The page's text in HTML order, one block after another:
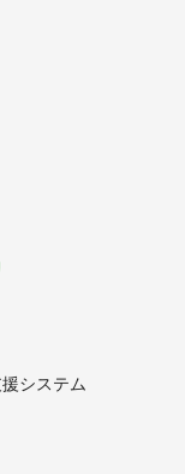
システム